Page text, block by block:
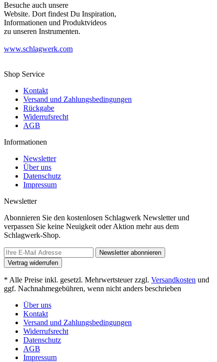
Besuche auch unsere
Website. Dort findest Du Inspiration,
Informationen und Produktvideos
zu unseren Instrumenten.
www.schlagwerk.com
Shop Service
Kontakt
Versand und Zahlungsbedingungen
Rückgabe
Widerrufsrecht
AGB
Informationen
Newsletter
Über uns
Datenschutz
Impressum
Newsletter
Abonnieren Sie den kostenlosen Schlagwerk Newsletter und
verpassen Sie keine Neuigkeit oder Aktion mehr aus dem
Schlagwerk-Shop.
Newsletter abonnieren
Vertrag widerrufen
* Alle Preise inkl. gesetzl. Mehrwertsteuer zzgl. Versandkosten und
ggf. Nachnahmegebühren, wenn nicht anders beschrieben
Über uns
Kontakt
Versand und Zahlungsbedingungen
Widerrufsrecht
Datenschutz
AGB
Impressum